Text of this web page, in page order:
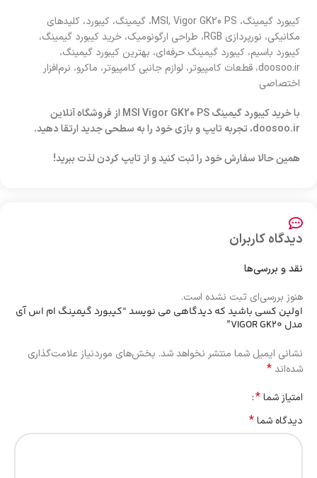
کیبورد گیمینگ، MSI, Vigor GK20 PS، گیمینگ، کیبورد، کلیدهای
مکانیکی، نورپردازی RGB، طراحی ارگونومیک، خرید کیبورد گیمینگ،
کیبورد باسیم، کیبورد گیمینگ حرفه‌ای، بهترین کیبورد گیمینگ،
doosoo.ir، قطعات کامپیوتر، لوازم جانبی کامپیوتر، ماکرو، نرم‌افزار
اختصاصی
با خرید کیبورد گیمینگ
از فروشگاه آنلاین
doosoo.ir، تجربه تایپ و بازی خود را به سطحی جدید ارتقا دهید.
همین حالا سفارش خود را ثبت کنید و از تایپ کردن لذت ببرید!
دیدگاه کاربران
نقد و بررسی‌ها
هنوز بررسی‌ای ثبت نشده است.
اولین کسی باشید که دیدگاهی می نویسد “کیبورد گیمینگ ام اس آی
مدل VIGOR GK20”
نشانی ایمیل شما منتشر نخواهد شد. بخش‌های موردنیاز علامت‌گذاری
شده‌اند*
امتیاز شما*
دیدگاه شما*